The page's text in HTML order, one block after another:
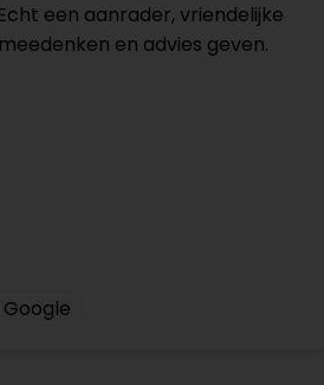
een aanrader, vriendelijke
en advies geven.